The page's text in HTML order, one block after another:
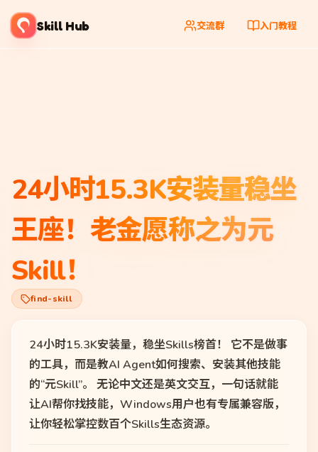
Skill Hub 交流群 入门教程
24小时15.3K安装量稳坐
王座！老金愿称之为元
Skill！
find-skill
24小时15.3K安装量，稳坐Skills榜首！ 它不是做事
的工具，而是教AI Agent如何搜索、安装其他技能
的“元Skill”。 无论中文还是英文交互，一句话就能
让AI帮你找技能，Windows用户也有专属兼容版，
让你轻松掌控数百个Skills生态资源。